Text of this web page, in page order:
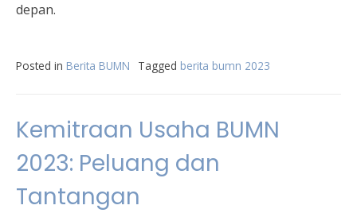
depan.
Posted in Berita BUMN Tagged berita bumn 2023
Kemitraan Usaha BUMN
2023: Peluang dan
Tantangan